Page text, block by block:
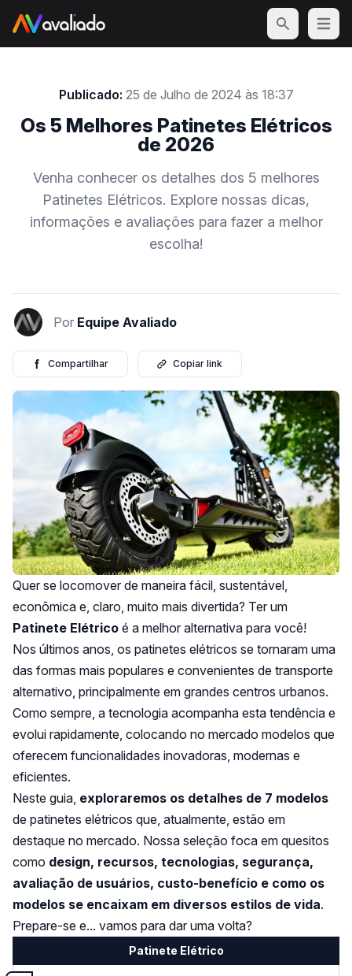
Open
Publicado: 25 de Julho de 2024 às 18:37
Os 5 Melhores Patinetes Elétricos
de 2026
Venha conhecer os detalhes dos 5 melhores
Patinetes Elétricos. Explore nossas dicas,
informações e avaliações para fazer a melhor
escolha!
Por Equipe Avaliado
Compartilhar Copiar link
Quer se locomover de maneira fácil, sustentável,
econômica e, claro, muito mais divertida? Ter um
Patinete Elétrico é a melhor alternativa para você!
Nos últimos anos, os patinetes elétricos se tornaram uma
das formas mais populares e convenientes de transporte
alternativo, principalmente em grandes centros urbanos.
Como sempre, a tecnologia acompanha esta tendência e
evolui rapidamente, colocando no mercado modelos que
oferecem funcionalidades inovadoras, modernas e
eficientes.
Neste guia, exploraremos os detalhes de 7 modelos
de patinetes elétricos que, atualmente, estão em
destaque no mercado. Nossa seleção foca em quesitos
como design, recursos, tecnologias, segurança,
avaliação de usuários, custo-benefício e como os
modelos se encaixam em diversos estilos de vida.
Prepare-se e... vamos para dar uma volta?
Patinete Elétrico